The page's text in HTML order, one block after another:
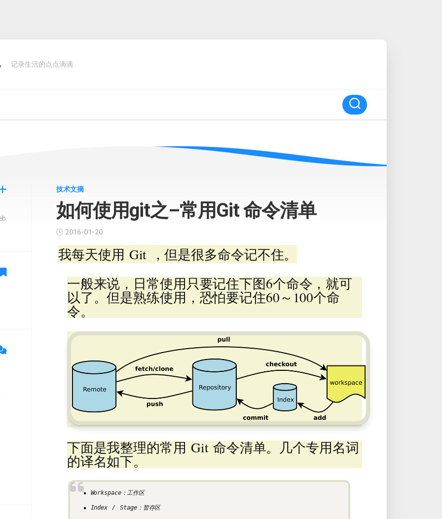
记录生活的点点滴滴
技术文摘
如何使用git之–常用Git 命令清单
2016-01-20
我每天使用 Git ，但是很多命令记不住。
一般来说，日常使用只要记住下图6个命令，就可
以了。但是熟练使用，恐怕要记住60～100个命
令。
下面是我整理的常用 Git 命令清单。几个专用名词
的译名如下。
Workspace：工作区
Index / Stage：暂存区